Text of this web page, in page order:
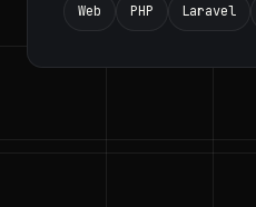
Web PHP Laravel